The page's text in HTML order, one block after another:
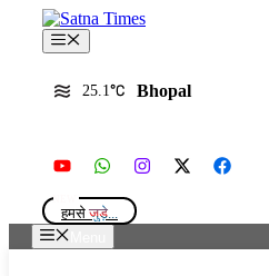
content
Menu
25.1 Bhopal
हमसे जुड़े...